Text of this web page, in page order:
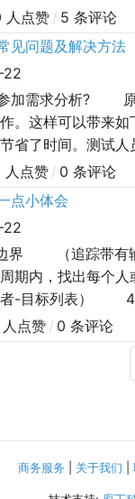
人点赞/ 5 条评论
见问题及解决方法
22
加需求分析? 原
。这样可以带
省了时间。测试
品)测试打好了基
人点赞/ 0 条评论
点小体会
22
界 （追踪带有输
内，找出每个
-目标列表） 4.
5.再次考虑和修
点赞/ 0 条评论
商务服务 关于我们